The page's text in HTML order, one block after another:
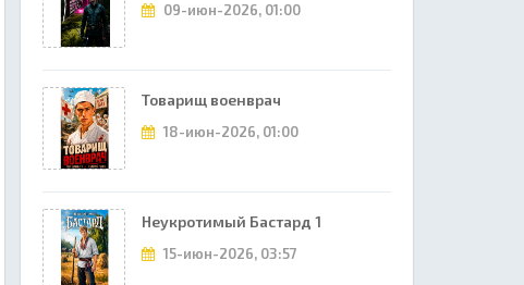
09-июн-2026, 01:00
Товарищ военврач
18-июн-2026, 01:00
Неукротимый Бастард 1
15-июн-2026, 03:57